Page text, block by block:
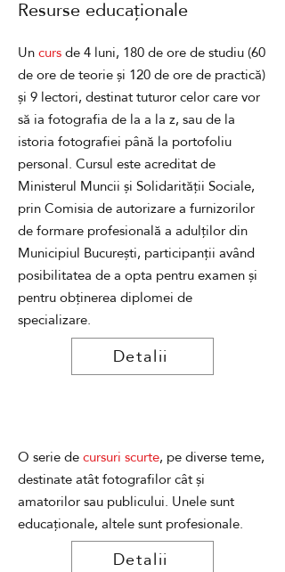
Resurse educaționale
Un curs de 4 luni, 180 de ore de studiu (60
de ore de teorie și 120 de ore de practică)
și 9 lectori, destinat tuturor celor care vor
să ia fotografia de la a la z, sau de la
istoria fotografiei până la portofoliu
personal. Cursul este acreditat de
Ministerul Muncii și Solidarității Sociale,
prin Comisia de autorizare a furnizorilor
de formare profesională a adulților din
Municipiul București, participanții având
posibilitatea de a opta pentru examen și
pentru obținerea diplomei de
specializare.
Detalii
O serie de cursuri scurte, pe diverse teme,
destinate atât fotografilor cât și
amatorilor sau publicului. Unele sunt
educaționale, altele sunt profesionale.
Detalii